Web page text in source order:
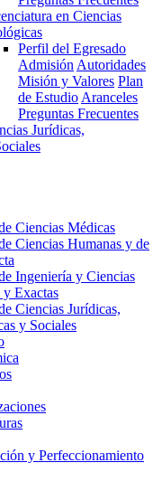
en Ciencias
Perfil del Egresado
Admisión Autoridades
Misión y Valores Plan
de Estudio Aranceles
Preguntas Frecuentes
Jurídicas,
Ciencias Médicas
Ciencias Humanas y de
Ingeniería y Ciencias
y Exactas
Ciencias Jurídicas,
y Sociales
y Perfeccionamiento